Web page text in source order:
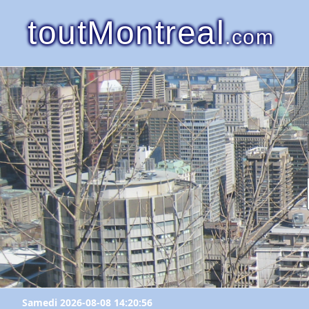
toutMontreal.com
Samedi 2026-08-08 14:20:56